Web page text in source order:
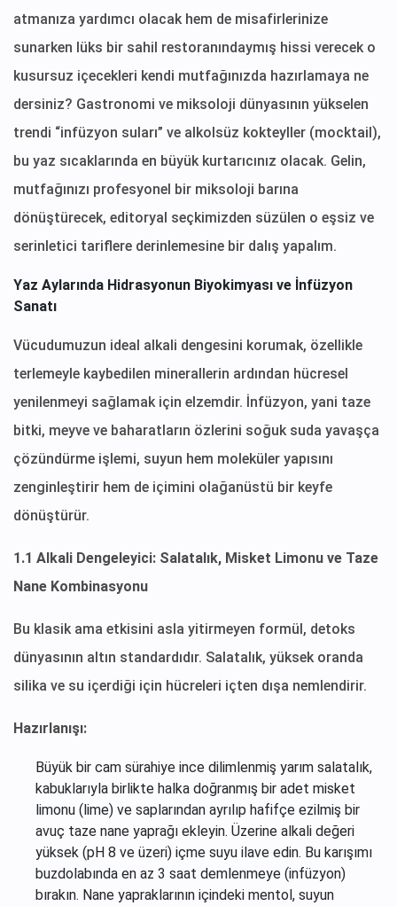
atmanıza yardımcı olacak hem de misafirlerinize
sunarken lüks bir sahil restoranındaymış hissi verecek o
kusursuz içecekleri kendi mutfağınızda hazırlamaya ne
dersiniz? Gastronomi ve miksoloji dünyasının yükselen
trendi “infüzyon suları” ve alkolsüz kokteyller (mocktail),
bu yaz sıcaklarında en büyük kurtarıcınız olacak. Gelin,
mutfağınızı profesyonel bir miksoloji barına
dönüştürecek, editoryal seçkimizden süzülen o eşsiz ve
serinletici tariflere derinlemesine bir dalış yapalım.
Yaz Aylarında Hidrasyonun Biyokimyası ve İnfüzyon
Sanatı
Vücudumuzun ideal alkali dengesini korumak, özellikle
terlemeyle kaybedilen minerallerin ardından hücresel
yenilenmeyi sağlamak için elzemdir. İnfüzyon, yani taze
bitki, meyve ve baharatların özlerini soğuk suda yavaşça
çözündürme işlemi, suyun hem moleküler yapısını
zenginleştirir hem de içimini olağanüstü bir keyfe
dönüştürür.
1.1 Alkali Dengeleyici: Salatalık, Misket Limonu ve Taze
Nane Kombinasyonu
Bu klasik ama etkisini asla yitirmeyen formül, detoks
dünyasının altın standardıdır. Salatalık, yüksek oranda
silika ve su içerdiği için hücreleri içten dışa nemlendirir.
Hazırlanışı:
Büyük bir cam sürahiye ince dilimlenmiş yarım salatalık,
kabuklarıyla birlikte halka doğranmış bir adet misket
limonu (lime) ve saplarından ayrılıp hafifçe ezilmiş bir
avuç taze nane yaprağı ekleyin. Üzerine alkali değeri
yüksek (pH 8 ve üzeri) içme suyu ilave edin. Bu karışımı
buzdolabında en az 3 saat demlenmeye (infüzyon)
bırakın. Nane yapraklarının içindeki mentol, suyun